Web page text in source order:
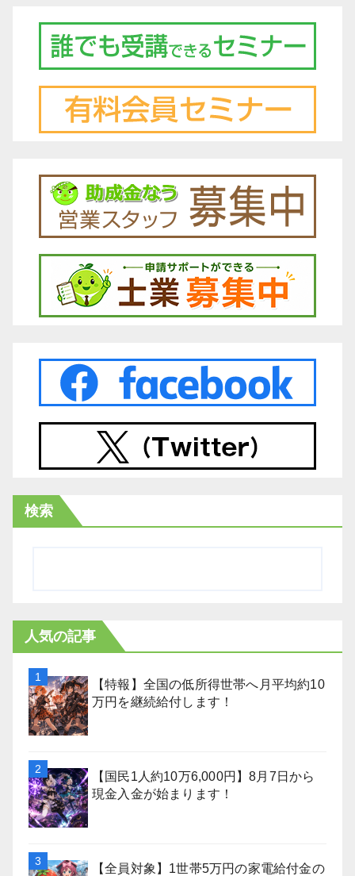
検索
人気の記事
【特報】全国の低所得世帯へ月平均約10
万円を継続給付します！
【国民1人約10万6,000円】8月7日から
現金入金が始まります！
【全員対象】1世帯5万円の家電給付金の